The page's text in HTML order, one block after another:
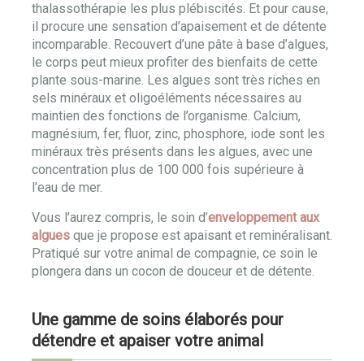
thalassothérapie les plus plébiscités. Et pour cause,
il procure une sensation d’apaisement et de détente
incomparable. Recouvert d’une pâte à base d’algues,
le corps peut mieux profiter des bienfaits de cette
plante sous-marine. Les algues sont très riches en
sels minéraux et oligoéléments nécessaires au
maintien des fonctions de l’organisme. Calcium,
magnésium, fer, fluor, zinc, phosphore, iode sont les
minéraux très présents dans les algues, avec une
concentration plus de 100 000 fois supérieure à
l’eau de mer.
Vous l’aurez compris, le soin d’enveloppement aux
algues que je propose est apaisant et reminéralisant.
Pratiqué sur votre animal de compagnie, ce soin le
plongera dans un cocon de douceur et de détente.
Une gamme de soins élaborés pour
détendre et apaiser votre animal